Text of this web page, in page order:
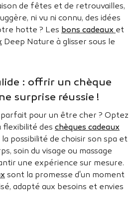
de fêtes et de retrouvailles,
ni vu ni connu, des idées
hotte ? Les bons cadeauxet
Deep Nature à glisser sous le
: offrir un chèque
surprise réussie !
parfait pour un être cher ? Optez
flexibilité des chèques cadeaux
possibilité de choisir son spa et
soin du visage ou massage
une expérience sur mesure.
sont la promesse d'un moment
adapté aux besoins et envies